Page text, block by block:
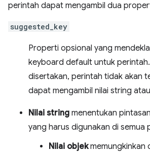
perintah dapat mengambil dua
suggested_key
Properti opsional yang
keyboard default untuk
disertakan, perintah tidak akan
dapat mengambil nilai string
Nilai string menentukan
yang harus digunakan di semua
Nilai objekmemungkinkan